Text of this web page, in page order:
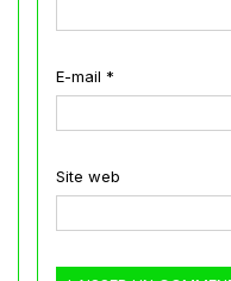
E-mail *
Site web